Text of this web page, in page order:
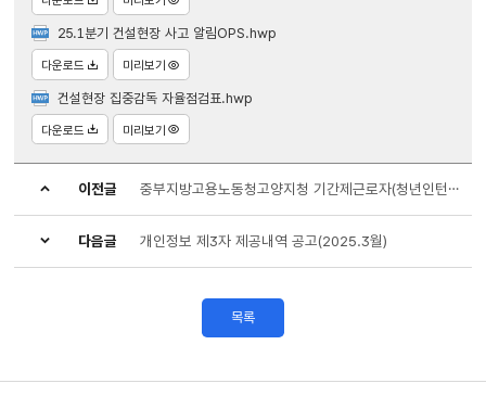
25.1분기 건설현장 사고 알림OPS.hwp
다운로드 미리보기
건설현장 집중감독 자율점검표.hwp
다운로드 미리보기
이전글 중부지방고용노동청고양지청 기간제근로자(청년인턴) 채용 최종 합격자 공고
다음글 개인정보 제3자 제공내역 공고(2025.3월)
목록